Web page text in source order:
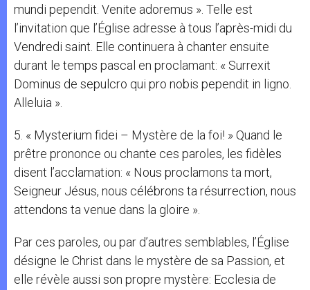
mundi pependit. Venite adoremus ». Telle est
l’invitation que l’Église adresse à tous l’après-midi du
Vendredi saint. Elle continuera à chanter ensuite
durant le temps pascal en proclamant: « Surrexit
Dominus de sepulcro qui pro nobis pependit in ligno.
Alleluia ».
5. « Mysterium fidei – Mystère de la foi! » Quand le
prêtre prononce ou chante ces paroles, les fidèles
disent l’acclamation: « Nous proclamons ta mort,
Seigneur Jésus, nous célébrons ta résurrection, nous
attendons ta venue dans la gloire ».
Par ces paroles, ou par d’autres semblables, l’Église
désigne le Christ dans le mystère de sa Passion, et
elle révèle aussi son propre mystère: Ecclesia de